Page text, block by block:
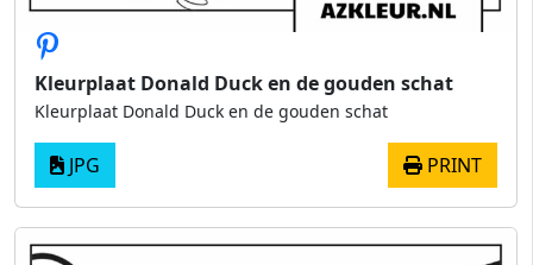
Kleurplaat Donald Duck en de gouden schat
Kleurplaat Donald Duck en de gouden schat
JPG PRINT